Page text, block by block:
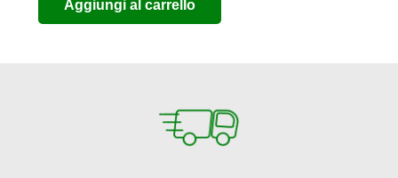
originale
era:
attuale
è:
Aggiungi al carrello